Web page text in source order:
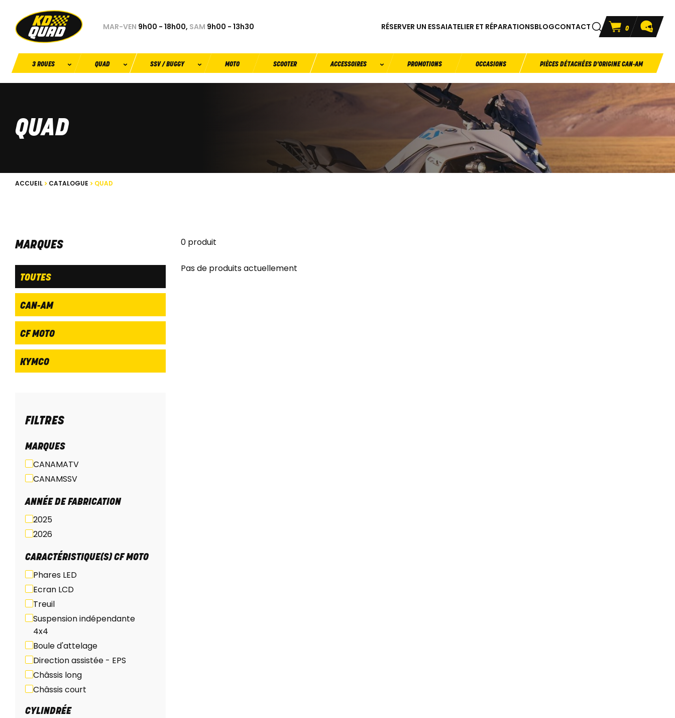
MAR-VEN 9h00 - 18h00, SAM 9h00 - 13h30 RÉSERVER UN ESSAIATELIER ET RÉPARATIONSBLOGCONTACT 0
3 ROUES QUAD SSV / BUGGY MOTO SCOOTER ACCESSOIRES PROMOTIONS OCCASIONS PIÈCES DÉTACHÉES D'ORIGINE CAN-AM
QUAD
ACCUEIL CATALOGUE QUAD
MARQUES
TOUTES
CAN-AM
CF MOTO
KYMCO
FILTRES
MARQUES
CANAMATV
CANAMSSV
ANNÉE DE FABRICATION
2025
2026
CARACTÉRISTIQUE(S) CF MOTO
Phares LED
Ecran LCD
Treuil
Suspension indépendante
4x4
Boule d'attelage
Direction assistée - EPS
Châssis long
Châssis court
ABS
CYLINDRÉE
0 produit
Pas de produits actuellement